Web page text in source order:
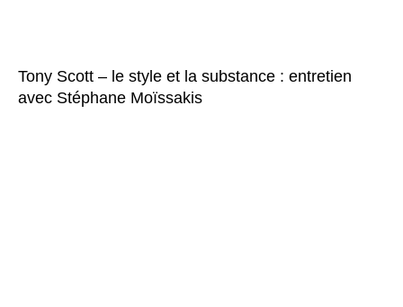
Tony Scott – le style et la substance : entretien
avec Stéphane Moïssakis